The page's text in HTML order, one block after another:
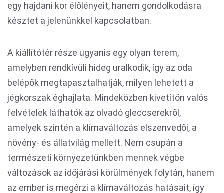
egy hajdani kor élőlényeit, hanem gondolkodásra
késztet a jelenünkkel kapcsolatban.
A kiállítótér része ugyanis egy olyan terem,
amelyben rendkívüli hideg uralkodik, így az oda
belépők megtapasztalhatják, milyen lehetett a
jégkorszak éghajlata. Mindeközben kivetítőn valós
felvételek láthatók az olvadó gleccserekről,
amelyek szintén a klímaváltozás elszenvedői, a
növény- és állatvilág mellett. Nem csupán a
természeti környezetünkben mennek végbe
változások az időjárási körülmények folytán, hanem
az ember is megérzi a klímaváltozás hatásait, így